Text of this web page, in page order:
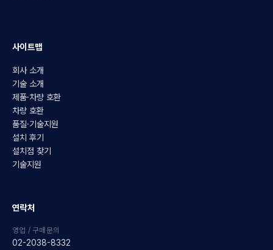
사이트맵
회사 소개
기술 소개
제품·차량 호환
차량 호환
품질·기술지원
설치 후기
설치점 찾기
기술지원
연락처
영업 / 구매문의
02-2038-8332